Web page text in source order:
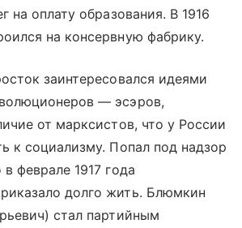
на оплату образования. В 1916
на консервную фабрику.
заинтересовался идеями
— эсэров,
от марксистов, что у России
к социализму. Попал под надзор
феврале 1917 года
долго жить. Блюмкин
стал партийным